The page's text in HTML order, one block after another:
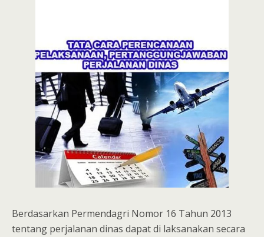
Berdasarkan Permendagri Nomor 16 Tahun 2013
tentang perjalanan dinas dapat di laksanakan secara